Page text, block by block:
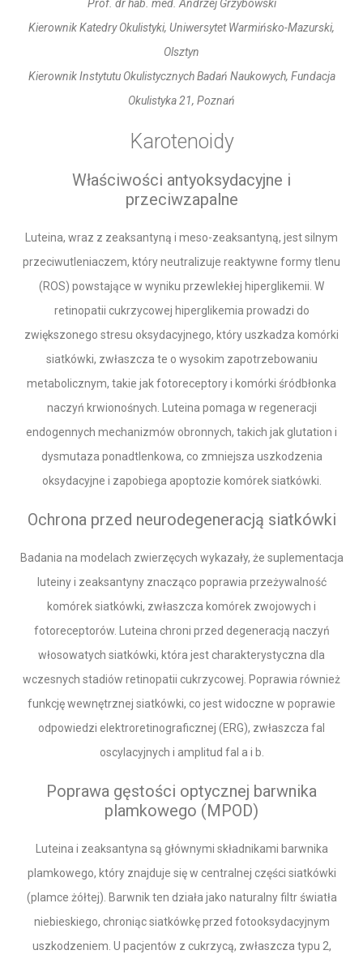
Prof. dr hab. med. Andrzej Grzybowski
Kierownik Katedry Okulistyki, Uniwersytet Warmińsko-Mazurski,
Olsztyn
Kierownik Instytutu Okulistycznych Badań Naukowych, Fundacja
Okulistyka 21, Poznań
Karotenoidy
Właściwości antyoksydacyjne i
przeciwzapalne
Luteina, wraz z zeaksantyną i meso-zeaksantyną, jest silnym
przeciwutleniaczem, który neutralizuje reaktywne formy tlenu
(ROS) powstające w wyniku przewlekłej hiperglikemii. W
retinopatii cukrzycowej hiperglikemia prowadzi do
zwiększonego stresu oksydacyjnego, który uszkadza komórki
siatkówki, zwłaszcza te o wysokim zapotrzebowaniu
metabolicznym, takie jak fotoreceptory i komórki śródbłonka
naczyń krwionośnych. Luteina pomaga w regeneracji
endogennych mechanizmów obronnych, takich jak glutation i
dysmutaza ponadtlenkowa, co zmniejsza uszkodzenia
oksydacyjne i zapobiega apoptozie komórek siatkówki.
Ochrona przed neurodegeneracją siatkówki
Badania na modelach zwierzęcych wykazały, że suplementacja
luteiny i zeaksantyny znacząco poprawia przeżywalność
komórek siatkówki, zwłaszcza komórek zwojowych i
fotoreceptorów. Luteina chroni przed degeneracją naczyń
włosowatych siatkówki, która jest charakterystyczna dla
wczesnych stadiów retinopatii cukrzycowej. Poprawia również
funkcję wewnętrznej siatkówki, co jest widoczne w poprawie
odpowiedzi elektroretinograficznej (ERG), zwłaszcza fal
oscylacyjnych i amplitud fal a i b.
Poprawa gęstości optycznej barwnika
plamkowego (MPOD)
Luteina i zeaksantyna są głównymi składnikami barwnika
plamkowego, który znajduje się w centralnej części siatkówki
(plamce żółtej). Barwnik ten działa jako naturalny filtr światła
niebieskiego, chroniąc siatkówkę przed fotooksydacyjnym
uszkodzeniem. U pacjentów z cukrzycą, zwłaszcza typu 2,